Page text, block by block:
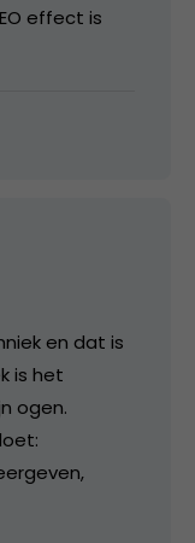
effect is
en dat is
is het
ogen.